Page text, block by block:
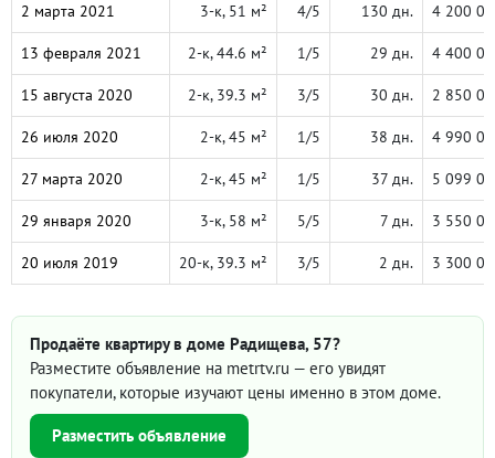
2 марта 2021 3-к, 51 м² 4/5 130 дн. 4 200
13 февраля 2021 2-к, 44.6 м² 1/5 29 дн. 4 400
15 августа 2020 2-к, 39.3 м² 3/5 30 дн. 2 850
26 июля 2020 2-к, 45 м² 1/5 38 дн. 4 990
27 марта 2020 2-к, 45 м² 1/5 37 дн. 5 099
29 января 2020 3-к, 58 м² 5/5 7 дн. 3 550
20 июля 2019 20-к, 39.3 м² 3/5 2 дн. 3 300
Продаёте квартиру в доме Радищева, 57?
Разместите объявление на metrtv.ru — его увидят
покупатели, которые изучают цены именно в этом доме.
Разместить объявление